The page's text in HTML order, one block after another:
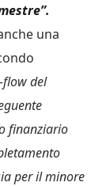
una
flow del
finanziario
per il minore